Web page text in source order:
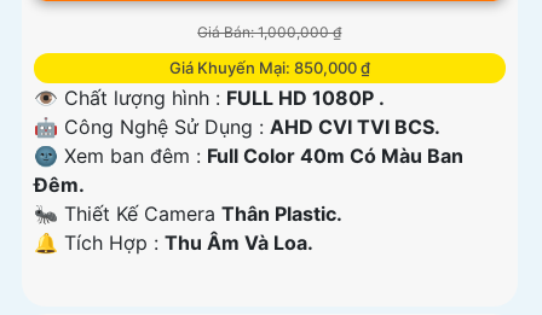
Giá Bán: 1,000,000 ₫
Giá Khuyến Mại: 850,000 ₫
👁 Chất lượng hình : FULL HD 1080P .
🤖️ Công Nghệ Sử Dụng : AHD CVI TVI BCS.
🌚 Xem ban đêm : Full Color 40m Có Màu Ban
Ðêm.
🐜 Thiết Kế Camera Thân Plastic.
️🔔 Tích Hợp : Thu Âm Và Loa.